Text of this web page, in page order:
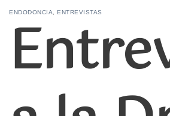
ENDODONCIA, ENTREVISTAS